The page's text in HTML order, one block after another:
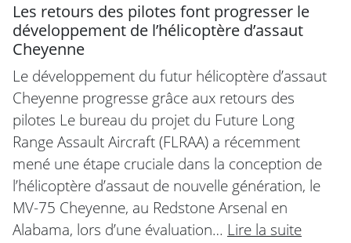
Les retours des pilotes font progresser le
développement de l’hélicoptère d’assaut
Cheyenne
Le développement du futur hélicoptère d’assaut
Cheyenne progresse grâce aux retours des
pilotes Le bureau du projet du Future Long
Range Assault Aircraft (FLRAA) a récemment
mené une étape cruciale dans la conception de
l’hélicoptère d’assaut de nouvelle génération, le
MV-75 Cheyenne, au Redstone Arsenal en
Alabama, lors d’une évaluation… Lire la suite